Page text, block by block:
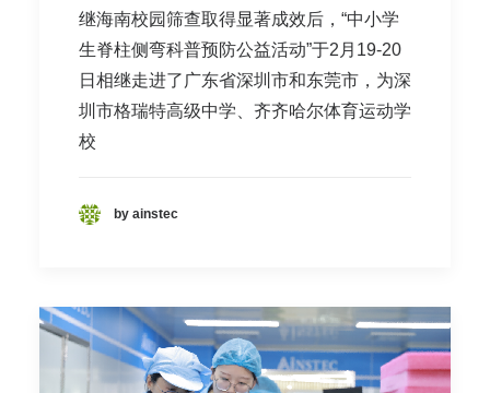
继海南校园筛查取得显著成效后，“中小学
生脊柱侧弯科普预防公益活动”于2月19-20
日相继走进了广东省深圳市和东莞市，为深
圳市格瑞特高级中学、齐齐哈尔体育运动学
校
by ainstec